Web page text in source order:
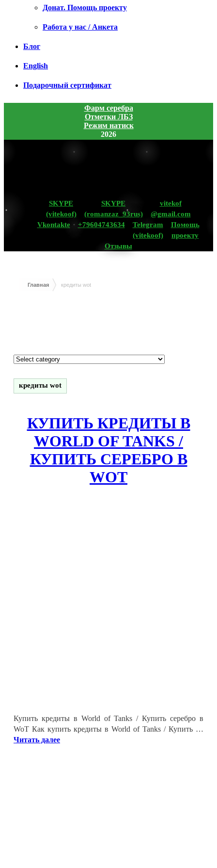
Донат. Помощь проекту
Работа у нас / Анкета
Блог
English
Подарочный сертификат
Фарм серебра
Отметки ЛБЗ
Режим натиск
2026
SKYPE
(vitekoof)
SKYPE
(romanzaz_93rus)
vitekof
@gmail.com
Vkontakte
+79604743634
Telegram
(vitekoof)
Помощь
проекту
Отзывы
Главная кредиты wot
кредиты wot
КУПИТЬ КРЕДИТЫ В
WORLD OF TANKS /
КУПИТЬ СЕРЕБРО В
WOT
Купить кредиты в World of Tanks / Купить серебро в
WoT Как купить кредиты в World of Tanks / Купить …
Читать далее